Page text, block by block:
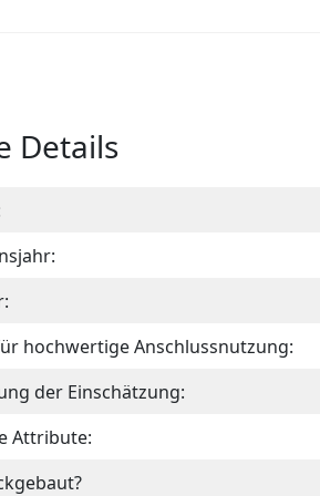
Details
hochwertige Anschlussnutzung:
der Einschätzung:
Attribute: